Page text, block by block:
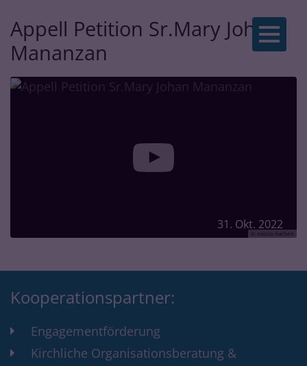
Zum Inhalt springen
Appell Petition Sr.Mary Johan
Mananzan
31. Okt. 2022
© missio Aachen
Kooperationspartner:
Engagementförderung
Kirchliche Organisationsberatung &